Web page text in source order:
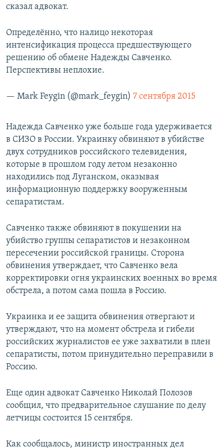
сказал адвокат.
Определённо, что налицо некоторая
интенсификация процесса предшествующего
решению об обмене Надежды Савченко.
Перспективы неплохие.
— Mark Feygin (@mark_feygin) 7 сентября 2015
Надежда Савченко уже больше года удерживается
в СИЗО в России. Украинку обвиняют в убийстве
двух сотрудников российского телевидения,
которые в прошлом году летом незаконно
находились под Луганском, оказывая
информационную поддержку вооруженным
сепаратистам.
Савченко также обвиняют в покушении на
убийство группы сепаратистов и незаконном
пересечении российской границы. Сторона
обвинения утверждает, что Савченко вела
корректировки огня украинских военных во время
обстрела, а потом сама пошла в Россию.
Украинка и ее защита обвинения отвергают и
утверждают, что на момент обстрела и гибели
российских журналистов ее уже захватили в плен
сепаратисты, потом принудительно переправили в
Россию.
Еще один адвокат Савченко Николай Полозов
сообщил, что предварительное слушание по делу
летчицы состоится 15 сентября.
Как сообщалось, министр иностранных дел